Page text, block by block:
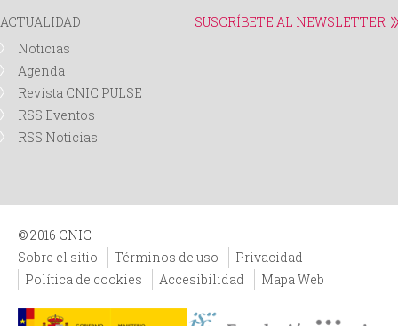
ACTUALIDAD
Noticias
Agenda
Revista CNIC PULSE
RSS Eventos
RSS Noticias
SUSCRÍBETE AL NEWSLETTER
© 2016 CNIC
Sobre el sitio
Términos de uso
Privacidad
Política de cookies
Accesibilidad Mapa Web